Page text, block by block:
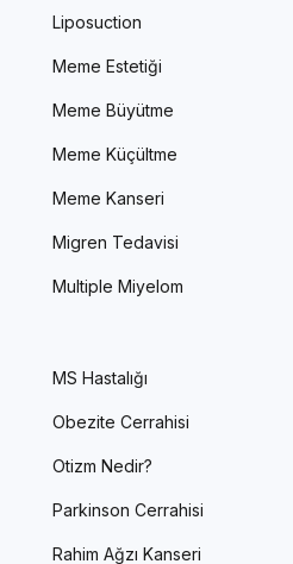
Liposuction
Meme Estetiği
Meme Büyütme
Meme Küçültme
Meme Kanseri
Migren Tedavisi
Multiple Miyelom
MS Hastalığı
Obezite Cerrahisi
Otizm Nedir?
Parkinson Cerrahisi
Rahim Ağzı Kanseri